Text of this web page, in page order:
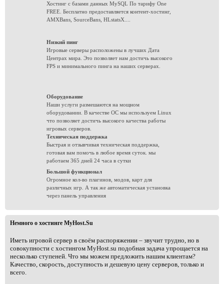
Хостинг с базами данных MySQL По тарифу One
FREE. Бесплатно предоставляется контент-хостинг,
AMXBans, SourceBans, HLstatsX....
Низкий пинг
Игровые серверы расположены в лучших Дата
Центрах мира. Это позволяет нам достичь высокого
FPS и минимального пинга на наших серверах.
Оборудование
Наши услуги размешаются на мощном
оборудовании. В качестве ОС мы используем Linux
что позволяет достичь высокого качества работы
игровых серверов.
Техническая поддержка
Быстрая и отзывчивая техническая поддержка,
готовая вам помочь в любое время суток. мы
работаем 365 дней 24 часа в сутки
Большой функционал
Огромное кол-во плагинов, модов, карт для
различных игр. А так же автоматическая установка
через панель управления
Немного о хостинге MyHost.Su
Иметь игровой сервер в своём распоряжении – звучит трудно, но в
совокупности с хостингом MyHost.su подобная задача упрощается на
несколько ступеней. Что мы можем предложить нашим клиентам?
Качество, скорость, доступность и дешевую цену серверов, только и
всего.